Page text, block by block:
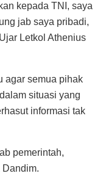
kepada TNI, saya
jab saya pribadi,
Letkol Athenius
agar semua pihak
situasi yang
informasi tak
pemerintah,
Dandim.